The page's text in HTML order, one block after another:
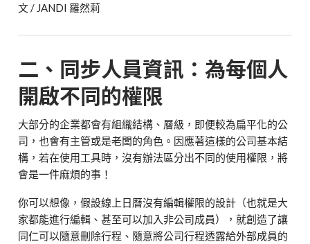
文 / JANDI 羅然莉
二、同步人員資訊：為每個人
開啟不同的權限
大部分的企業都會有組織結構、層級，即便較為扁平化的公
司，也會有主管或是老闆的角色。因應著這樣的公司基本結
構，若在使用工具時，沒有辦法區分出不同的使用權限，將
會是一件麻煩的事！
你可以想像，假設線上日曆沒有編輯權限的設計（也就是大
家都能進行編輯、甚至可以加入非公司成員），就創造了讓
同仁可以隨意刪除行程、隨意將公司行程透露給外部成員的